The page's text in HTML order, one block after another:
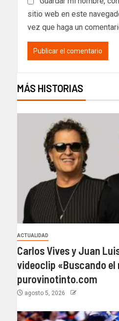
sitio web en este
vez que haga un
MÁS HISTORIAS
ACTUALIDAD
Carlos Vives y Juan
videoclip «Buscando el
purovinotinto.com
agosto 5, 2026